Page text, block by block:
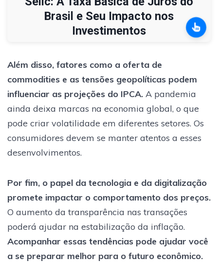
Brasil e Seu Impacto nos
Investimentos
Além disso, fatores como a oferta de
commodities e as tensões geopolíticas podem
influenciar as projeções do IPCA. A pandemia
ainda deixa marcas na economia global, o que
pode criar volatilidade em diferentes setores. Os
consumidores devem se manter atentos a esses
desenvolvimentos.
Por fim, o papel da tecnologia e da digitalização
promete impactar o comportamento dos preços.
O aumento da transparência nas transações
poderá ajudar na estabilização da inflação.
Acompanhar essas tendências pode ajudar você
a se preparar melhor para o futuro econômico.